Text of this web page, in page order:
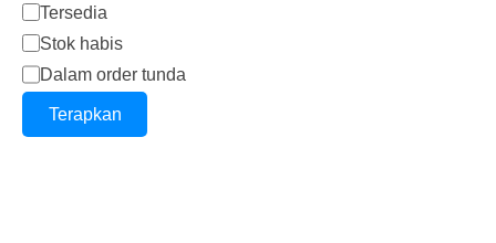
Status
Tersedia
Stok habis
Dalam order tunda
Terapkan